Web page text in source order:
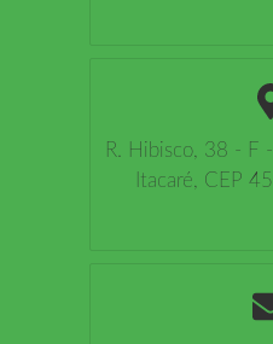
R. Hibisco, 38 - F
Itacaré, CEP